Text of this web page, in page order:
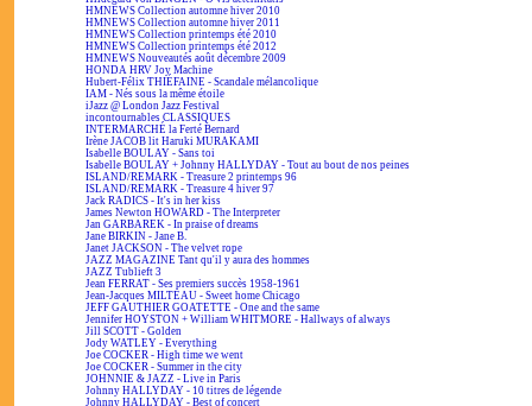
HMNEWS Collection automne hiver 2010
HMNEWS Collection automne hiver 2011
HMNEWS Collection printemps été 2010
HMNEWS Collection printemps été 2012
HMNEWS Nouveautés août décembre 2009
HONDA HRV Joy Machine
Hubert-Félix THIÉFAINE - Scandale mélancolique
IAM - Nés sous la même étoile
iJazz @ London Jazz Festival
incontournables CLASSIQUES
INTERMARCHÉ la Ferté Bernard
Irène JACOB lit Haruki MURAKAMI
Isabelle BOULAY - Sans toi
Isabelle BOULAY + Johnny HALLYDAY - Tout au bout de nos peines
ISLAND/REMARK - Treasure 2 printemps 96
ISLAND/REMARK - Treasure 4 hiver 97
Jack RADICS - It's in her kiss
James Newton HOWARD - The Interpreter
Jan GARBAREK - In praise of dreams
Jane BIRKIN - Jane B.
Janet JACKSON - The velvet rope
JAZZ MAGAZINE Tant qu'il y aura des hommes
JAZZ Tublieft 3
Jean FERRAT - Ses premiers succès 1958-1961
Jean-Jacques MILTEAU - Sweet home Chicago
JEFF GAUTHIER GOATETTE - One and the same
Jennifer HOYSTON + William WHITMORE - Hallways of always
Jill SCOTT - Golden
Jody WATLEY - Everything
Joe COCKER - High time we went
Joe COCKER - Summer in the city
JOHNNIE & JAZZ - Live in Paris
Johnny HALLYDAY - 10 titres de légende
Johnny HALLYDAY - Best of concert